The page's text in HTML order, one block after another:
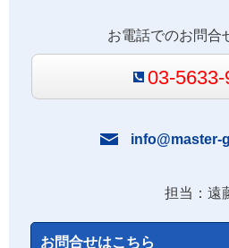
お電話でのお問合
03-
info@master-
担当：遠
お問合せはこちら